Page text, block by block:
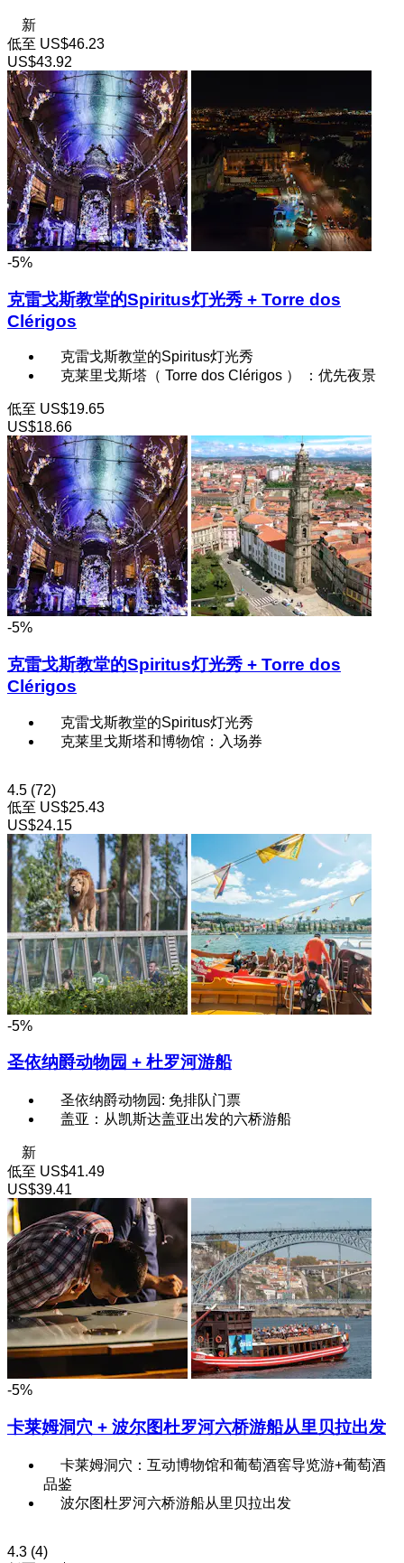
新
低至 US$46.23
US$43.92
-5%
克雷戈斯教堂的Spiritus灯光秀 + Torre dos
Clérigos
克雷戈斯教堂的Spiritus灯光秀
克莱里戈斯塔（ Torre dos Clérigos ） ：优先夜景
低至 US$19.65
US$18.66
-5%
克雷戈斯教堂的Spiritus灯光秀 + Torre dos
Clérigos
克雷戈斯教堂的Spiritus灯光秀
克莱里戈斯塔和博物馆：入场券
4.5 (72)
低至 US$25.43
US$24.15
-5%
圣依纳爵动物园 + 杜罗河游船
圣依纳爵动物园: 免排队门票
盖亚：从凯斯达盖亚出发的六桥游船
新
低至 US$41.49
US$39.41
-5%
卡莱姆洞穴 + 波尔图杜罗河六桥游船从里贝拉出发
卡莱姆洞穴：互动博物馆和葡萄酒窖导览游+葡萄酒
品鉴
波尔图杜罗河六桥游船从里贝拉出发
4.3 (4)